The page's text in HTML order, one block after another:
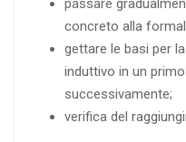
passare
concreto alla
gettare le basi per
induttivo in un
successivamente;
verifica del